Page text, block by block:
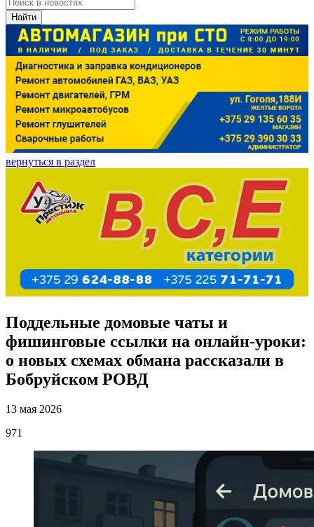
Найти
вернуться в раздел
Поддельные домовые чаты и
фишинговые ссылки на онлайн-уроки:
о новых схемах обмана рассказали в
Бобруйском РОВД
13 мая 2026
971